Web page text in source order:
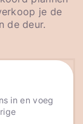
je de
de deur.
in en voeg